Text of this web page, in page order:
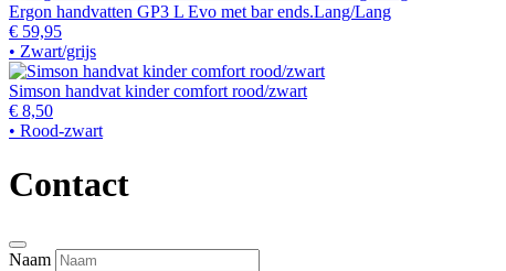
Ergon handvatten GP3 L Evo met bar ends.Lang/Lang
€ 59,95
• Zwart/grijs
Simson handvat kinder comfort rood/zwart
€ 8,50
• Rood-zwart
Contact
Naam